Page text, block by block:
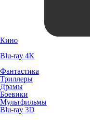
Кино
Blu-ray 4K
Фантастика
Триллеры
Драмы
Боевики
Мультфильмы
Blu-ray 3D